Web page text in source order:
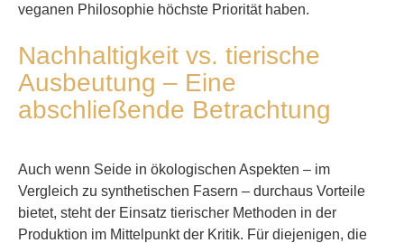
veganen Philosophie höchste Priorität haben.
Nachhaltigkeit vs. tierische
Ausbeutung – Eine
abschließende Betrachtung
Auch wenn Seide in ökologischen Aspekten – im
Vergleich zu synthetischen Fasern – durchaus Vorteile
bietet, steht der Einsatz tierischer Methoden in der
Produktion im Mittelpunkt der Kritik. Für diejenigen, die